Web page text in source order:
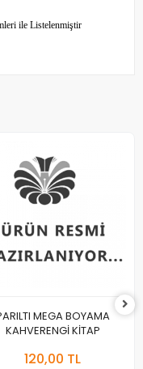
ile Listelenmiştir
MEGA BOYAMA
KAHVERENGİ KİTAP
120,00 TL